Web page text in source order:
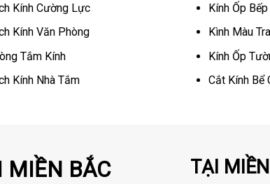
Kính Cường Lực
Kính Văn Phòng
Tắm Kính
Kính Nhà Tắm
Kính Ốp Bếp
Kình Màu
Kính Ốp
Cắt Kính Bể
MIỀN BẮC
TẠI